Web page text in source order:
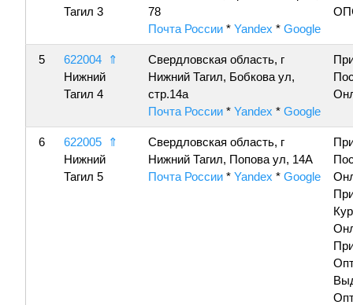
Тагил 3
78
Почта России * Yandex * Google
5 622004
⇑
Нижний
Тагил 4
Свердловская область, г
Нижний Тагил, Бобкова ул,
стр.14а
Почта России * Yandex * Google
6 622005
⇑
Нижний
Тагил 5
Свердловская область, г
Нижний Тагил, Попова ул, 14А
Почта России * Yandex * Google